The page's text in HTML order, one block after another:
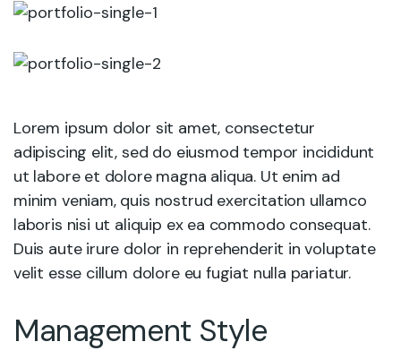
Lorem ipsum dolor sit amet, consectetur
adipiscing elit, sed do eiusmod tempor incididunt
ut labore et dolore magna aliqua. Ut enim ad
minim veniam, quis nostrud exercitation ullamco
laboris nisi ut aliquip ex ea commodo consequat.
Duis aute irure dolor in reprehenderit in voluptate
velit esse cillum dolore eu fugiat nulla pariatur.
Management Style